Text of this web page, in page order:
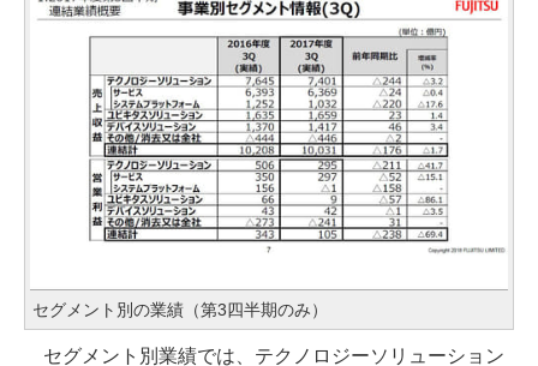
セグメント別の業績（第3四半期のみ）
セグメント別業績では、テクノロジーソリューション